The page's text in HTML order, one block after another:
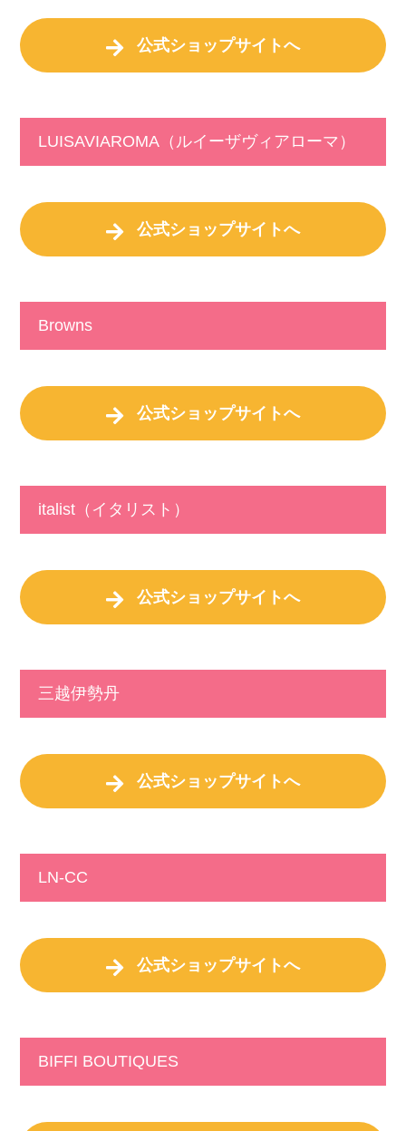
公式ショップサイトへ
LUISAVIAROMA（ルイーザヴィアローマ）
公式ショップサイトへ
Browns
公式ショップサイトへ
italist（イタリスト）
公式ショップサイトへ
三越伊勢丹
公式ショップサイトへ
LN-CC
公式ショップサイトへ
BIFFI BOUTIQUES